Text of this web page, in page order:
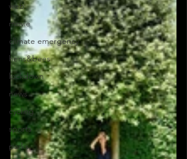
web
movie
climate emergency
hens&bees
lockdown
news
cycling
sports
parks